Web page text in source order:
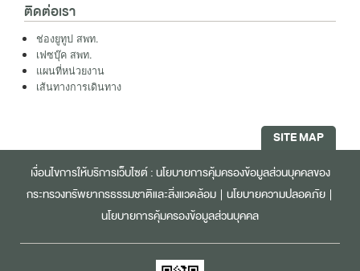
ติดต่อเรา
ช่องยูทูป สพท.
เฟซบุ๊ค สพท.
แผนที่หน่วยงาน
เส้นทางการเดินทาง
SITE MAP
เงื่อนไขการให้บริการเว็บไซต์ :นโยบายการคุ้มครองข้อมูลส่วนบุคคลของ
กระทรวงทรัพยากรธรรมชาติและสิ่งแวดล้อม | นโยบายความปลอดภัย |
นโยบายการคุ้มครองข้อมูลส่วนบุคคล